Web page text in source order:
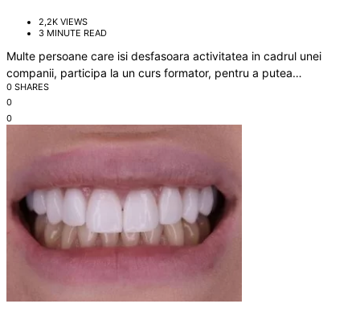
2,2K VIEWS
3 MINUTE READ
Multe persoane care isi desfasoara activitatea in cadrul unei
companii, participa la un curs formator, pentru a putea…
0 SHARES
0
0